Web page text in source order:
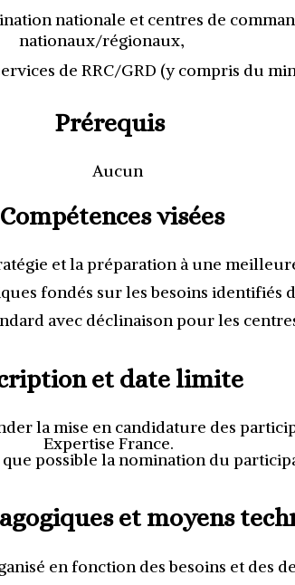
nationale et centres de
nationaux/régionaux,
de RRC/GRD (y compris du
Prérequis
Aucun
Compétences visées
et la préparation à une
fondés sur les besoins identifiés
avec déclinaison pour les
et date limite
la mise en candidature des
Expertise France.
possible la nomination du
et moyens
en fonction des besoins et des